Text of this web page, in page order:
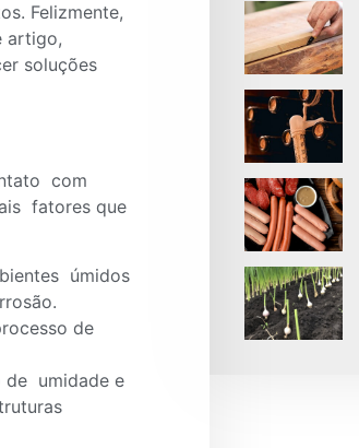
Felizmente,
artigo,
soluções
com
fatores que
úmidos
de
de umidade e